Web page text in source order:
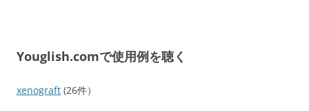
Youglish.comで使用例を聴く
xenograft (26件）